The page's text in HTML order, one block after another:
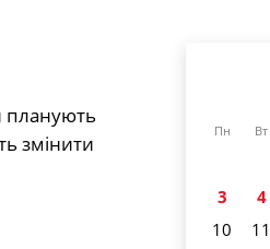
планують
змінити
Пн Вт
3
4
10
11